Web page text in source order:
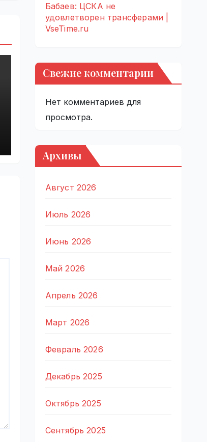
Бабаев: ЦСКА не
удовлетворен трансферами |
VseTime.ru
Свежие комментарии
Нет комментариев для
просмотра.
Архивы
Август 2026
Июль 2026
Июнь 2026
Май 2026
Апрель 2026
Март 2026
Февраль 2026
Декабрь 2025
Октябрь 2025
Сентябрь 2025